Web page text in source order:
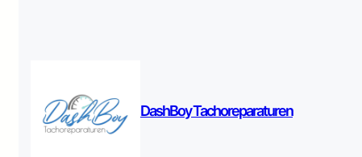
DashBoy Tachoreparaturen